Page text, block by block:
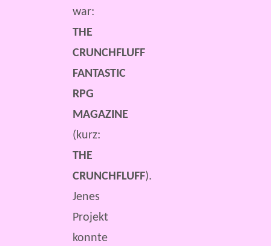
war:
THE
CRUNCHFLUFF
FANTASTIC
RPG
MAGAZINE
(kurz:
THE
CRUNCHFLUFF).
Jenes
Projekt
konnte